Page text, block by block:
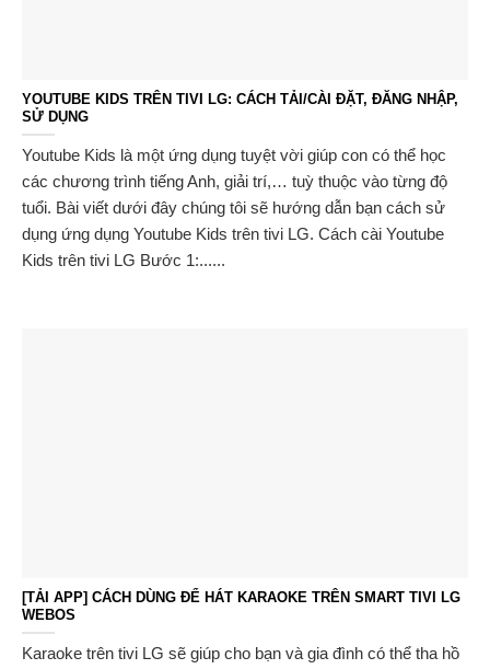
YOUTUBE KIDS TRÊN TIVI LG: CÁCH TẢI/CÀI ĐẶT, ĐĂNG NHẬP,
SỬ DỤNG
Youtube Kids là một ứng dụng tuyệt vời giúp con có thể học
các chương trình tiếng Anh, giải trí,… tuỳ thuộc vào từng độ
tuổi. Bài viết dưới đây chúng tôi sẽ hướng dẫn bạn cách sử
dụng ứng dụng Youtube Kids trên tivi LG. Cách cài Youtube
Kids trên tivi LG Bước 1:......
[TẢI APP] CÁCH DÙNG ĐỂ HÁT KARAOKE TRÊN SMART TIVI LG
WEBOS
Karaoke trên tivi LG sẽ giúp cho bạn và gia đình có thể tha hồ